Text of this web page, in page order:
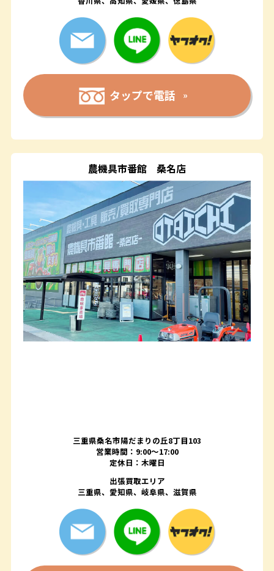
タップで電話
農機具市番館 桑名店
三重県桑名市陽だまりの丘8丁目103
営業時間：9:00〜17:00
定休日：木曜日
出張買取エリア
三重県、愛知県、岐阜県、滋賀県